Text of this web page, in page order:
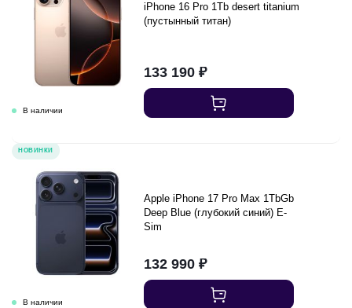
iPhone 16 Pro 1Tb desert titanium
(пустынный титан)
133 190₽
НОВИНКИ
Apple iPhone 17 Pro Max 1TbGb
Deep Blue (глубокий синий) E-
Sim
132 990₽